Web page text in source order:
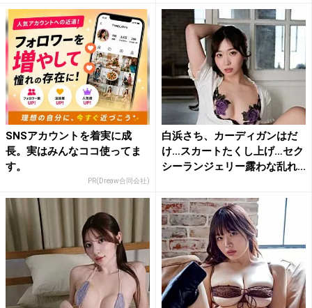
SNSアカウントを着実に成
長。実はみんなココ使ってま
す。
PR(Dreaw合同会社)
白浜さち、カーディガンはだ
け…スカートたくし上げ…セク
シーランジェリー露わな乱れ...